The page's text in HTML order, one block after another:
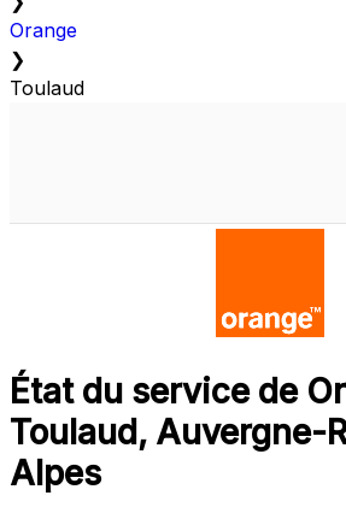
Orange
❯
Toulaud
État du service de
Toulaud, Auvergne-
Alpes